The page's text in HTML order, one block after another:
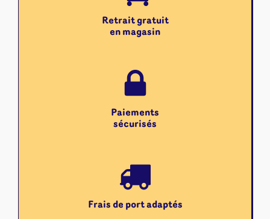
Retrait gratuit
en magasin
Paiements
sécurisés
Frais de port adaptés